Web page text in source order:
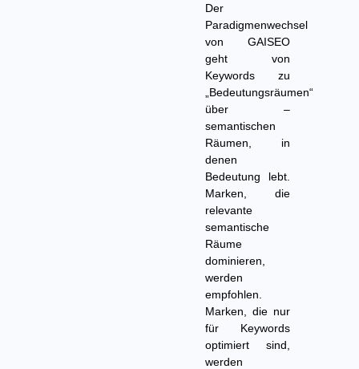
Der
Paradigmenwechsel
von GAISEO
geht von
Keywords zu
„Bedeutungsräumen“
über –
semantischen
Räumen, in
denen
Bedeutung lebt.
Marken, die
relevante
semantische
Räume
dominieren,
werden
empfohlen.
Marken, die nur
für Keywords
optimiert sind,
werden